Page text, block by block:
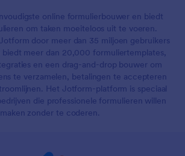
online formulierbouwer en biedt
om taken moeiteloos uit te voeren.
door meer dan 35 miljoen gebruikers
meer dan 20,000 formuliertemplates,
en een drag-and-drop bouwer om
te verzamelen, betalingen te accepteren
Het Jotform-platform is speciaal
die professionele formulieren willen
maken zonder te coderen.